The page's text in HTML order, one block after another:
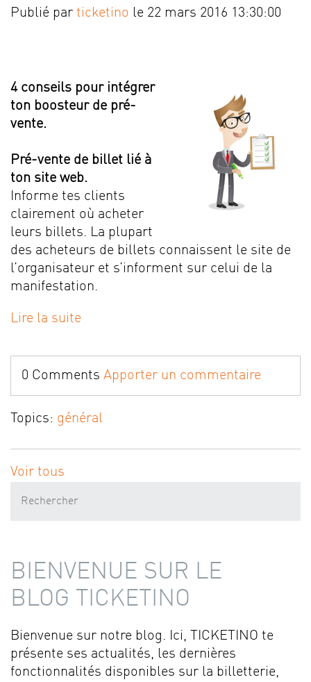
Publié par ticketino le 22 mars 2016 13:30:00
4 conseils pour intégrer
ton boosteur de pré-
vente.
Pré-vente de billet lié à
ton site web.
Informe tes clients
clairement où acheter
leurs billets. La plupart
des acheteurs de billets connaissent le site de
l’organisateur et s’informent sur celui de la
manifestation.
Lire la suite
0 Comments Apporter un commentaire
Topics: général
Voir tous
BIENVENUE SUR LE
BLOG TICKETINO
Bienvenue sur notre blog. Ici, TICKETINO te
présente ses actualités, les dernières
fonctionnalités disponibles sur la billetterie,